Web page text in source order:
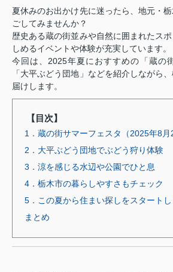
夏休みのお出かけ先に迷ったら、地元・
ごしてみませんか？
歴史ある蔵の街並みや自然に囲まれたス
しめるイベントや体験が充実しています。
今回は、2025年夏におすすめの「蔵の
「大平ぶどう団地」などを紹介しながら
届けします。
【目次】
1．蔵の街サマーフェスタ（2025年8月
2．大平ぶどう団地でぶどう狩り体験
3．涼を感じる水辺や公園でひと息
4．栃木市の暮らしやすさもチェック
5．この夏から住まい探しをスタートし
まとめ